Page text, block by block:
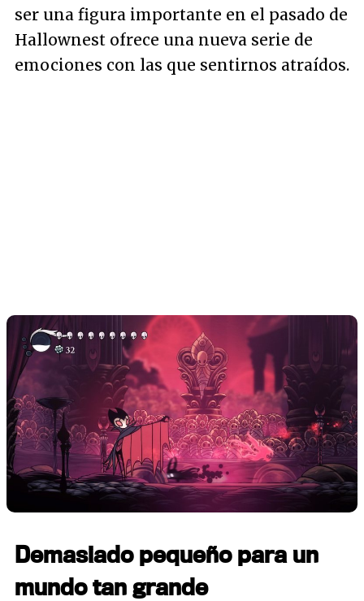
ser una figura importante en el pasado de
Hallownest ofrece una nueva serie de
emociones con las que sentirnos atraídos.
Demasiado pequeño para un
mundo tan grande